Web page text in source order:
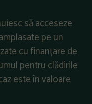
să acceseze
pe un
cu finanțare de
pentru clădirile
este în valoare